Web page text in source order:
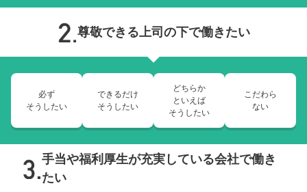
尊敬できる上司の下で働きたい
必ず
そうしたい
できるだけ
そうしたい
どちらか
といえば
そうしたい
こだわら
ない
手当や福利厚生が充実している会社で働き
たい